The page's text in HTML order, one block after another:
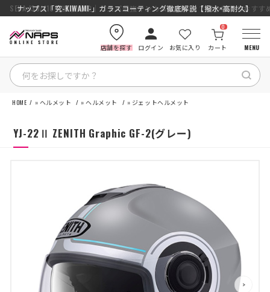
ナップス「究-KIWAMI-」ガラスコーティング徹底解説【撥水×高耐久】
SENA J30/J10を徹底比較｜コスパ最強インカムはどっち？初心者にもおすす
店舗を探す ログイン お気に入り カート
0
MENU
ナップスメンバーズ
店舗を探す
HOME » ヘルメット » ヘルメット » ジェットヘルメット
YJ-22Ⅱ ZENITH Graphic GF-2(グレー)
>